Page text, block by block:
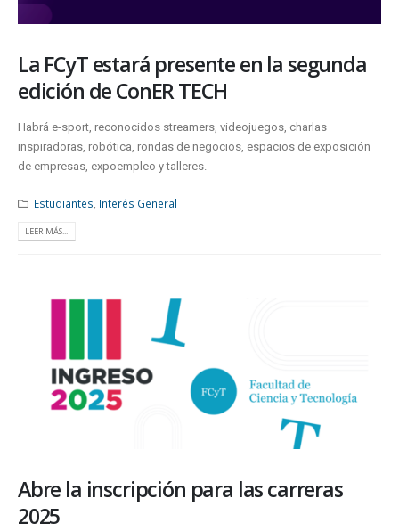
La FCyT estará presente en la segunda
edición de ConER TECH
Habrá e-sport, reconocidos streamers, videojuegos, charlas
inspiradoras, robótica, rondas de negocios, espacios de exposición
de empresas, expoempleo y talleres.
Estudiantes Interés General
LEER MÁS...
Abre la inscripción para las carreras
2025